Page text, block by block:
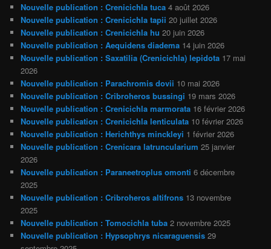
Nouvelle publication : Crenicichla tuca 4 août 2026
Nouvelle publication : Crenicichla tapii 20 juillet 2026
Nouvelle publication : Crenicichla hu 20 juin 2026
Nouvelle publication : Aequidens diadema 14 juin 2026
Nouvelle publication : Saxatilia (Crenicichla) lepidota 17 mai
2026
Nouvelle publication : Parachromis dovii 10 mai 2026
Nouvelle publication : Cribroheros bussingi 19 mars 2026
Nouvelle publication : Crenicichla marmorata 16 février 2026
Nouvelle publication : Crenicichla lenticulata 10 février 2026
Nouvelle publication : Herichthys minckleyi 1 février 2026
Nouvelle publication : Crenicara latruncularium 25 janvier
2026
Nouvelle publication : Paraneetroplus omonti 6 décembre
2025
Nouvelle publication : Cribroheros altifrons 13 novembre
2025
Nouvelle publication : Tomocichla tuba 2 novembre 2025
Nouvelle publication : Hypsophrys nicaraguensis 29